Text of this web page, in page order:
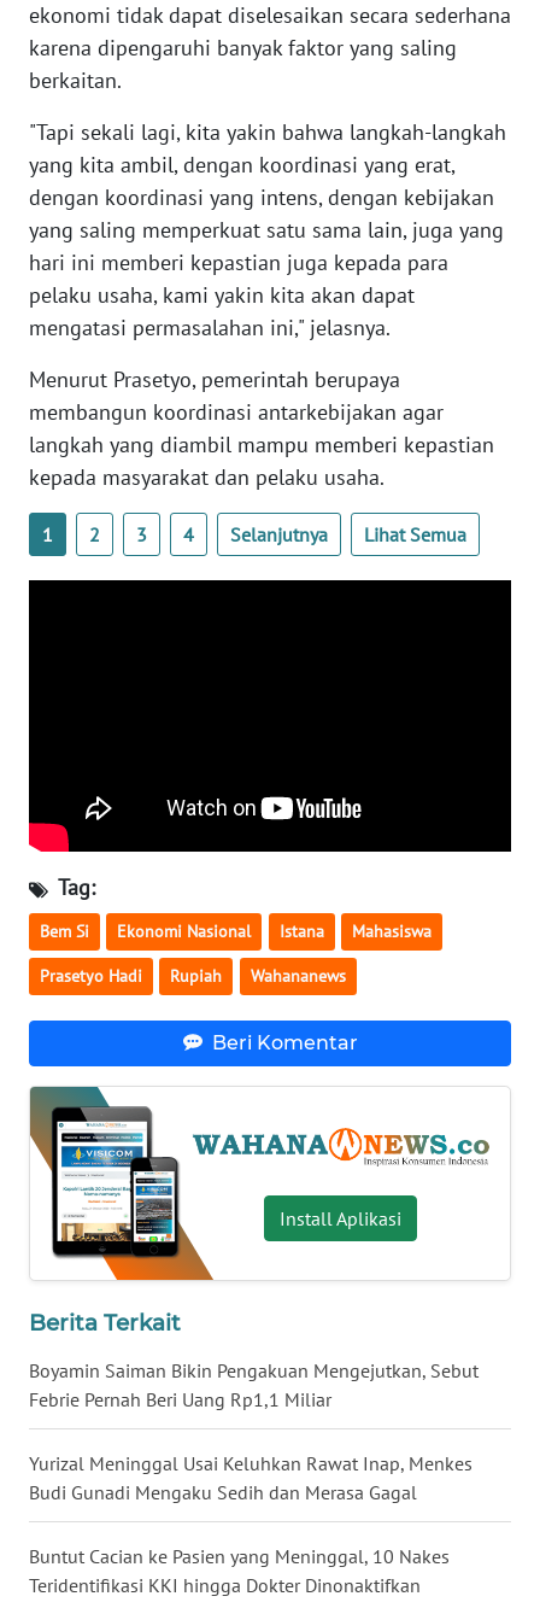
ekonomi tidak dapat diselesaikan secara sederhana
karena dipengaruhi banyak faktor yang saling
berkaitan.
"Tapi sekali lagi, kita yakin bahwa langkah-langkah
yang kita ambil, dengan koordinasi yang erat,
dengan koordinasi yang intens, dengan kebijakan
yang saling memperkuat satu sama lain, juga yang
hari ini memberi kepastian juga kepada para
pelaku usaha, kami yakin kita akan dapat
mengatasi permasalahan ini," jelasnya.
Menurut Prasetyo, pemerintah berupaya
membangun koordinasi antarkebijakan agar
langkah yang diambil mampu memberi kepastian
kepada masyarakat dan pelaku usaha.
1 2 3 4 Selanjutnya Lihat Semua
Tag:
Bem Si Ekonomi Nasional Istana Mahasiswa
Prasetyo Hadi Rupiah Wahananews
Beri Komentar
Install Aplikasi
Berita Terkait
Boyamin Saiman Bikin Pengakuan Mengejutkan, Sebut
Febrie Pernah Beri Uang Rp1,1 Miliar
Yurizal Meninggal Usai Keluhkan Rawat Inap, Menkes
Budi Gunadi Mengaku Sedih dan Merasa Gagal
Buntut Cacian ke Pasien yang Meninggal, 10 Nakes
Teridentifikasi KKI hingga Dokter Dinonaktifkan
WN
NTT
WN
KEPRI
WN
PAPUA
PAPUA
BARAT
WN
WN
WN
SULTENG
WN
BABEL
WN
SUMBAR
WN
WN
BENGKULU
WN
LAMPUNG
WN
JATENG